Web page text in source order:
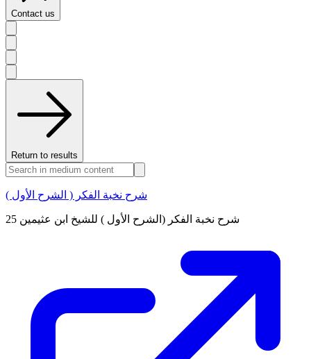
Contact us
Return to results
شرح نخبة الفكر ( الشرح الأول )
شرح نخبة الفكر (الشرح الأول ) للشيخ ابن عثيمين 25